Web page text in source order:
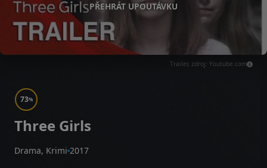
PŘEHRÁT UPOUTÁVKU
Trailer, zdroj: Youtube.com
73%
Three Girls
Drama, Krimi 2017